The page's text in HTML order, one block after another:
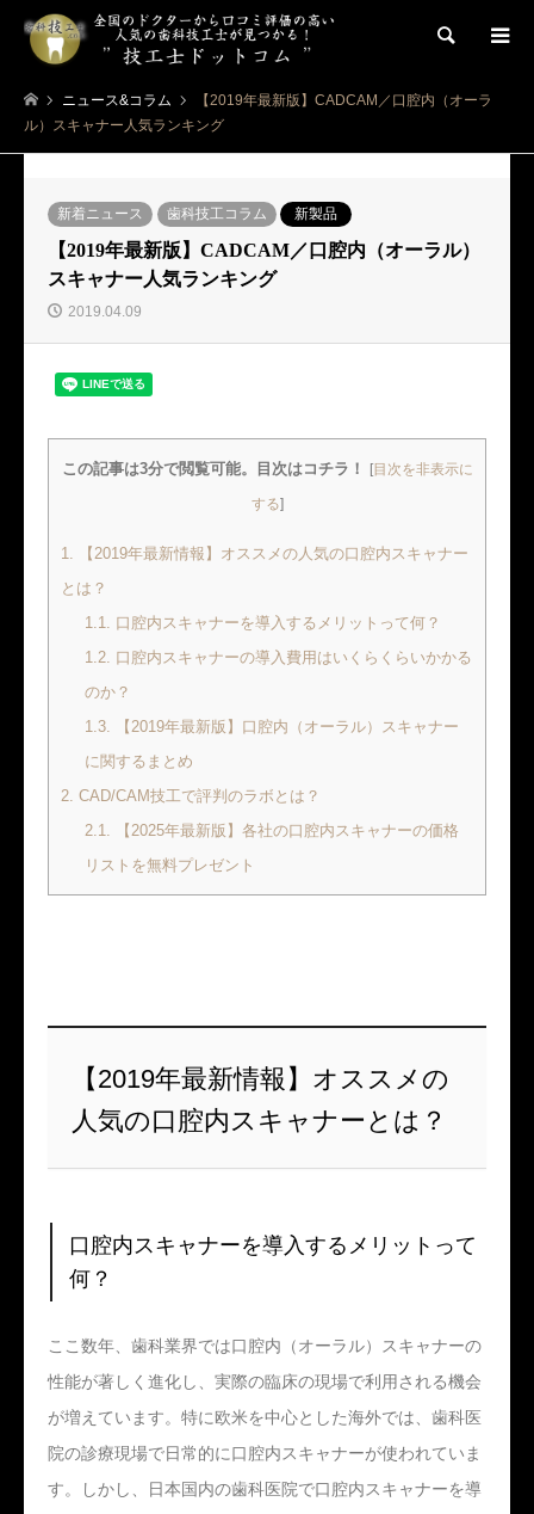
検索
ニュース&コラム
【2019年最新版】CADCAM／口腔内（オーラ
ル）スキャナー人気ランキング
新着ニュース 歯科技工コラム 新製品
【2019年最新版】CADCAM／口腔内（オーラル）
スキャナー人気ランキング
2019.04.09
この記事は3分で閲覧可能。目次はコチラ！ [目次を非表示に
する]
1. 【2019年最新情報】オススメの人気の口腔内スキャナー
とは？
1.1. 口腔内スキャナーを導入するメリットって何？
1.2. 口腔内スキャナーの導入費用はいくらくらいかかる
のか？
1.3. 【2019年最新版】口腔内（オーラル）スキャナー
に関するまとめ
2. CAD/CAM技工で評判のラボとは？
2.1. 【2025年最新版】各社の口腔内スキャナーの価格
リストを無料プレゼント
【2019年最新情報】オススメの
人気の口腔内スキャナーとは？
口腔内スキャナーを導入するメリットって
何？
ここ数年、歯科業界では口腔内（オーラル）スキャナーの
性能が著しく進化し、実際の臨床の現場で利用される機会
が増えています。特に欧米を中心とした海外では、歯科医
院の診療現場で日常的に口腔内スキャナーが使われていま
す。しかし、日本国内の歯科医院で口腔内スキャナーを導